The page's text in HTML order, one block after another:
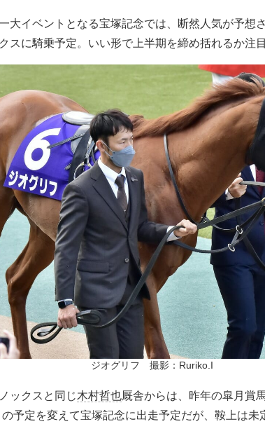
大イベントとなる宝塚記念では、断然人気が予想
スに騎乗予定。いい形で上半期を締め括れるか注目
ジオグリフ　撮影：Ruriko.I
ックスと同じ木村哲也厩舎からは、昨年の皐月賞
予定を変えて宝塚記念に出走予定だが、鞍上は未